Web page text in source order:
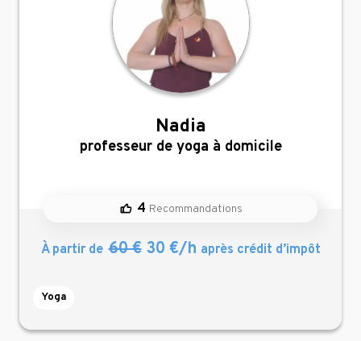
Nadia
,
professeur de yoga à domicile
4 Recommandations
À partir de 60 €30 €/h après crédit d’impôt
Yoga